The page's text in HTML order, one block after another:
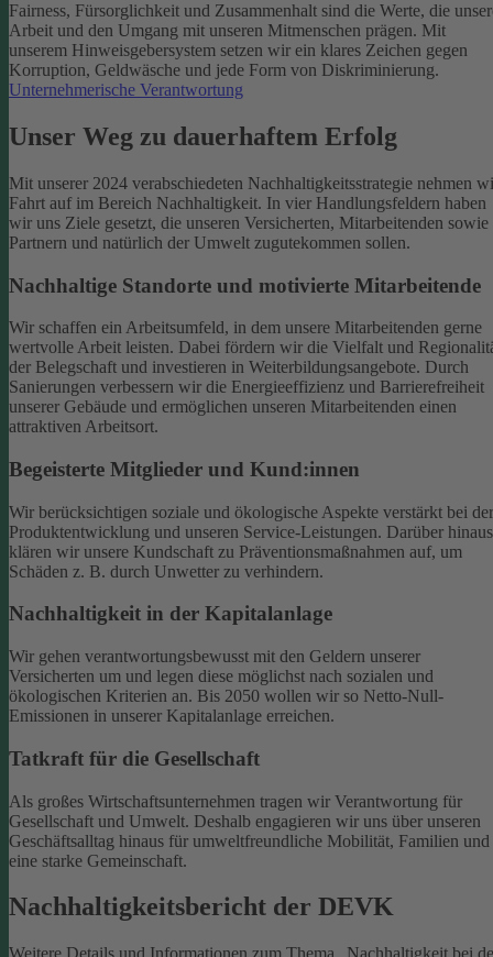
Fairness, Fürsorglichkeit und Zusammenhalt sind die Werte, die
Arbeit und den Umgang mit unseren Mitmenschen prägen. Mit
unserem Hinweisgebersystem setzen wir ein klares Zeichen gegen
Korruption, Geldwäsche und jede Form von Diskriminierung.
Unternehmerische Verantwortung
Unser Weg zu dauerhaftem Erfolg
Mit unserer 2024 verabschiedeten Nachhaltigkeitsstrategie nehmen
Fahrt auf im Bereich Nachhaltigkeit. In vier Handlungsfeldern haben
wir uns Ziele gesetzt, die unseren Versicherten, Mitarbeitenden sowie
Partnern und natürlich der Umwelt zugutekommen sollen.
Nachhaltige Standorte und motivierte Mitarbeitende
Wir schaffen ein Arbeitsumfeld, in dem unsere Mitarbeitenden gerne
wertvolle Arbeit leisten. Dabei fördern wir die Vielfalt und
der Belegschaft und investieren in Weiterbildungsangebote. Durch
Sanierungen verbessern wir die Energieeffizienz und Barrierefreiheit
unserer Gebäude und ermöglichen unseren Mitarbeitenden einen
attraktiven Arbeitsort.
Begeisterte Mitglieder und Kund:innen
Wir berücksichtigen soziale und ökologische Aspekte verstärkt bei der
Produktentwicklung und unseren Service-Leistungen. Darüber hinaus
klären wir unsere Kundschaft zu Präventionsmaßnahmen auf, um
Schäden z. B. durch Unwetter zu verhindern.
Nachhaltigkeit in der Kapitalanlage
Wir gehen verantwortungsbewusst mit den Geldern unserer
Versicherten um und legen diese möglichst nach sozialen und
ökologischen Kriterien an. Bis 2050 wollen wir so Netto-Null-
Emissionen in unserer Kapitalanlage erreichen.
Tatkraft für die Gesellschaft
Als großes Wirtschaftsunternehmen tragen wir Verantwortung für
Gesellschaft und Umwelt. Deshalb engagieren wir uns über unseren
Geschäftsalltag hinaus für umweltfreundliche Mobilität, Familien und
eine starke Gemeinschaft.
Nachhaltigkeitsbericht der DEVK